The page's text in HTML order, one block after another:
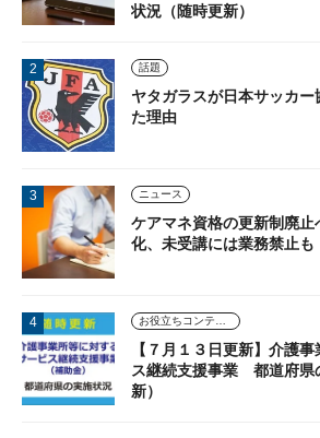
状況（随時更新）
話題
ヤタガラスが日本サッカ
た理由
ニュース
ケアマネ資格の更新制廃
化、未受講には業務禁止も
【７月１３日更新】介護
ス継続支援事業 都道府県
新）